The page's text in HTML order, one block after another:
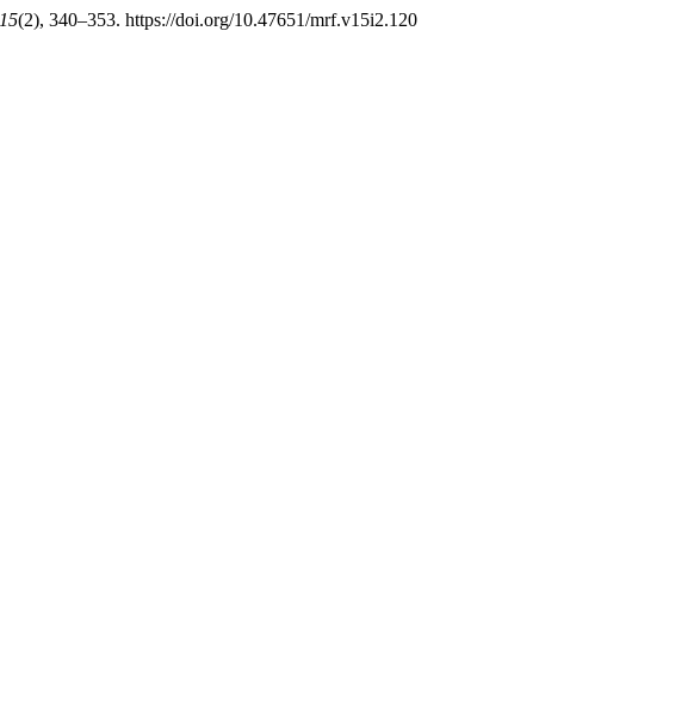
15(2), 340–353. https://doi.org/10.47651/mrf.v15i2.120